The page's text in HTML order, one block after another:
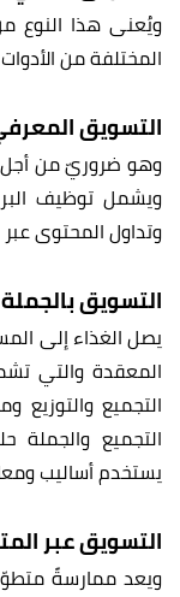
ويُعنى هذا النوع
المختلفة من الأدوات
التسويق
وهو ضروريّ من أجل
وتداول المحتوى عبر
التسويق بالجملة
يصل الغذاء إلى
المعقدة والتي
التجميع والتوزيع
التجميع والجملة
يستخدم أساليب
التسويق عبر
ويعد ممارسةً